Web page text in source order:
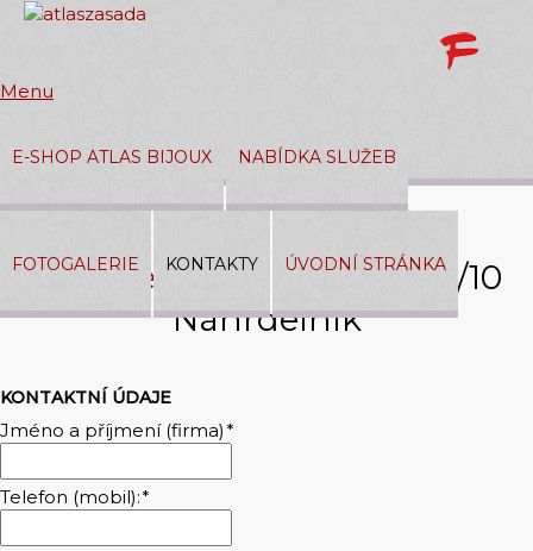
Menu
E-SHOP ATLAS BIJOUX NABÍDKA SLUŽEB
FOTOGALERIE KONTAKTY ÚVODNÍ STRÁNKA
Přihlásit| Registrace
0,00 Kč
Napište nám –
377 05 244/10
Náhrdelník
KONTAKTNÍ ÚDAJE
Jméno a příjmení (firma)*
Telefon (mobil):*